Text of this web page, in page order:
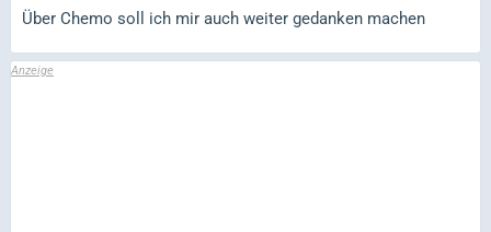
Über Chemo soll ich mir auch weiter gedanken machen